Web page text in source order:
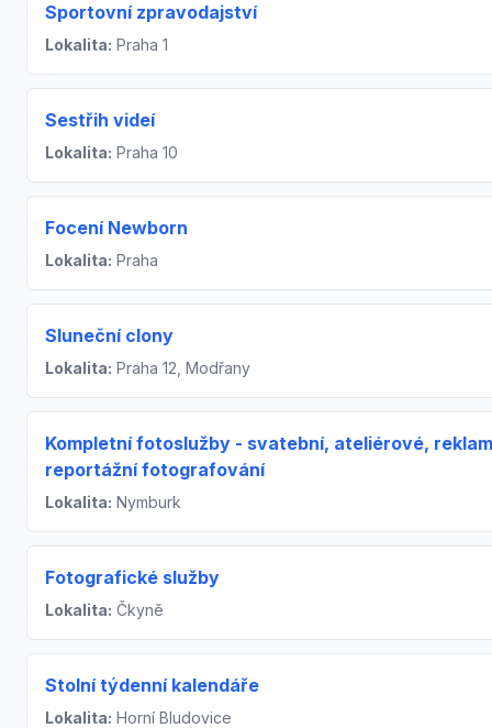
Sportovní zpravodajství
Lokalita: Praha 1
Sestřih videí
Lokalita: Praha 10
Focení Newborn
Lokalita: Praha
Sluneční clony
Lokalita: Praha 12, Modřany
Kompletní fotoslužby - svatební, ateliérové,
reportážní fotografování
Lokalita: Nymburk
Fotografické služby
Lokalita: Čkyně
Stolní týdenní kalendáře
Lokalita: Horní Bludovice